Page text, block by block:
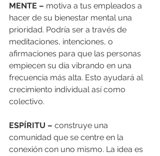
MENTE – motiva a tus empleados a
hacer de su bienestar mental una
prioridad. Podría ser a través de
meditaciones, intenciones, o
afirmaciones para que las personas
empiecen su día vibrando en una
frecuencia más alta. Esto ayudará al
crecimiento individual así como
colectivo.
ESPÍRITU – construye una
comunidad que se centre en la
conexión con uno mismo. La idea es